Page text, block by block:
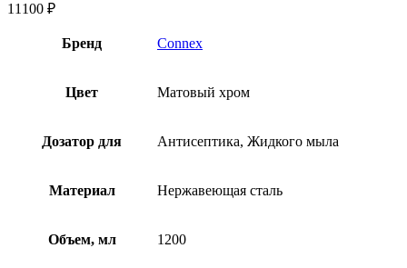
11100 ₽
Бренд Connex
Цвет Матовый хром
Дозатор для Антисептика, Жидкого мыла
Материал Нержавеющая сталь
Объем, мл 1200